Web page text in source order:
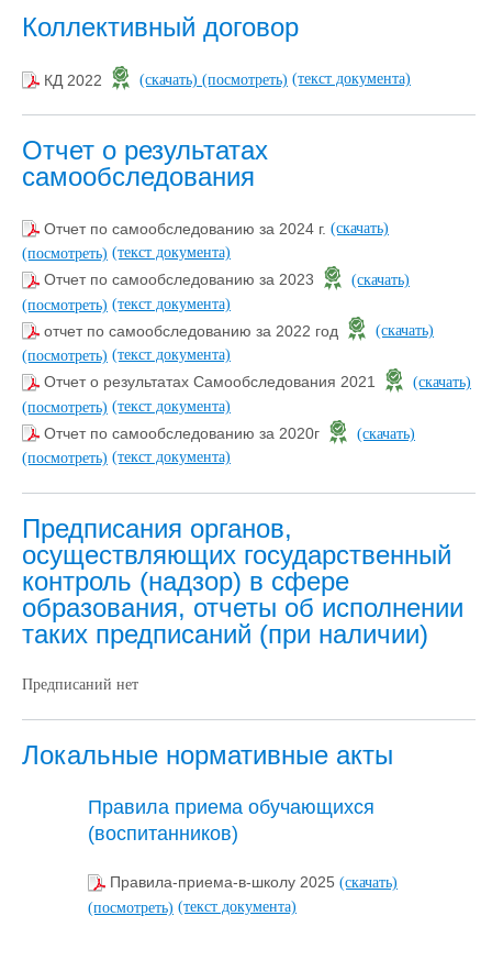
Коллективный договор
КД 2022 (скачать) (посмотреть) (текст документа)
Отчет о результатах
самообследования
Отчет по самообследованию за 2024 г. (скачать)
(посмотреть) (текст документа)
Отчет по самообследованию за 2023
(скачать)
(посмотреть) (текст документа)
отчет по самообследованию за 2022 год
(скачать)
(посмотреть) (текст документа)
Отчет о результатах Самообследования 2021
(скачать)
(посмотреть) (текст документа)
Отчет по самообследованию за 2020г
(скачать)
(посмотреть) (текст документа)
Предписания органов,
осуществляющих государственный
контроль (надзор) в сфере
образования, отчеты об исполнении
таких предписаний (при наличии)
Предписаний нет
Локальные нормативные акты
Правила приема обучающихся
(воспитанников)
Правила-приема-в-школу 2025 (скачать)
(посмотреть) (текст документа)